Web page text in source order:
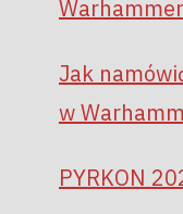
Jak
w
PYRKON